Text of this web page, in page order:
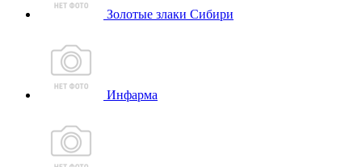
Золотые злаки Сибири
Инфарма